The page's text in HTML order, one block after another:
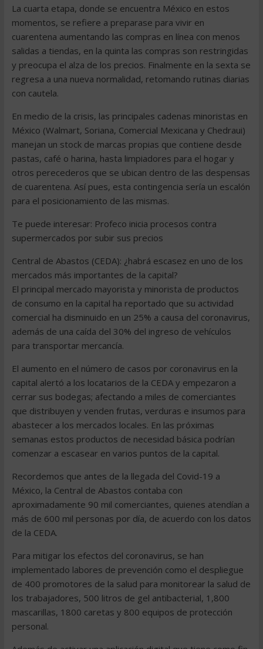
La cuarta etapa, donde se encuentra México en estos
momentos, se refiere a preparase para vivir en
cuarentena aumentando las compras en línea con menos
salidas a tiendas, en la quinta las compras son restringidas
y preocupa el alza de los precios. Finalmente en la sexta se
regresa a una nueva normalidad, retomando rutinas diarias
con cautela.
En medio de la crisis, las principales cadenas minoristas en
México (Walmart, Soriana, Comercial Mexicana y Chedraui)
manejan un stock de marcas propias que contiene desde
pastas, café o harina, hasta limpiadores para el hogar y
otros perecederos que se ubican dentro de las despensas
de cuarentena. Así pues, esta contingencia sería un escalón
para el posicionamiento de las mismas.
Te puede interesar: Profeco inicia procesos contra
supermercados por subir sus precios
Central de Abastos (CEDA): ¿habrá escasez en uno de los
mercados más importantes de la capital?
El principal mercado mayorista y minorista de productos
de consumo en la capital ha reportado que su actividad
comercial ha disminuido en un 25% a causa del coronavirus,
además de una caída del 30% del ingreso de vehículos
para transportar mercancía.
El aumento en el número de casos por coronavirus en la
capital alertó a los locatarios de la CEDA y empezaron a
cerrar sus bodegas; afectando a miles de comerciantes
que distribuyen y venden frutas, verduras e insumos para
abastecer a los mercados locales. En las próximas
semanas estos productos de necesidad básica podrían
comenzar a escasear en varios puntos de la capital.
Recordemos que antes de la llegada del Covid-19 a
México, la Central de Abastos contaba con
aproximadamente 90 mil comerciantes, quienes atendían a
más de 600 mil personas por día, de acuerdo con los datos
de la CEDA.
Para mitigar los efectos del coronavirus, se han
implementado labores de prevención como el despliegue
de 400 promotores de la salud para monitorear la salud de
los trabajadores, 500 litros de gel antibacterial, 1,800
mascarillas, 1800 caretas y 800 equipos de protección
personal.